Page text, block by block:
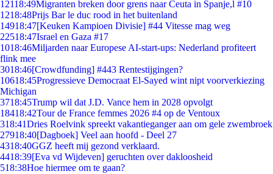
12118:49Migranten breken door grens naar Ceuta in Spanje,l #10
1218:48Prijs Bar le duc rood in het buitenland
14918:47[Keuken Kampioen Divisie] #44 Vitesse mag weg
22518:47Israel en Gaza #17
1018:46Miljarden naar Europese AI-start-ups: Nederland profiteert
flink mee
3018:46[Crowdfunding] #443 Rentestijgingen?
10618:45Progressieve Democraat El-Sayed wint nipt voorverkiezing
Michigan
3718:45Trump wil dat J.D. Vance hem in 2028 opvolgt
18418:42Tour de France femmes 2026 #4 op de Ventoux
318:41Dries Roelvink spreekt vakantieganger aan om gele zwembroek
27918:40[Dagboek] Veel aan hoofd - Deel 27
4318:40GGZ heeft mij gezond verklaard.
4418:39[Eva vd Wijdeven] geruchten over dakloosheid
518:38Hoe hiermee om te gaan?